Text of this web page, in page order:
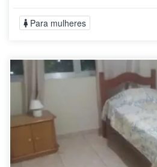
Para mulheres